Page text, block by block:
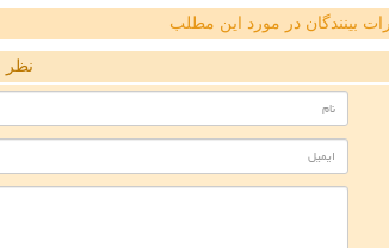
بینندگان در مورد این مطلب
نظر